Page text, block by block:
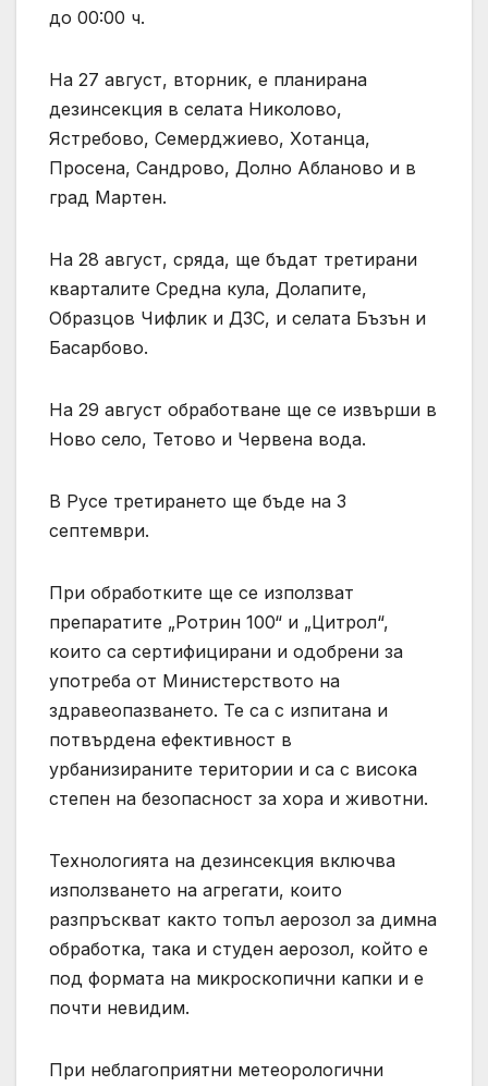
до 00:00 ч.
На 27 август, вторник, е планирана
дезинсекция в селата Николово,
Ястребово, Семерджиево, Хотанца,
Просена, Сандрово, Долно Абланово и в
град Мартен.
На 28 август, сряда, ще бъдат третирани
кварталите Средна кула, Долапите,
Образцов Чифлик и ДЗС, и селата Бъзън и
Басарбово.
На 29 август обработване ще се извърши в
Ново село, Тетово и Червена вода.
В Русе третирането ще бъде на 3
септември.
При обработките ще се използват
препаратите „Ротрин 100“ и „Цитрол“,
които са сертифицирани и одобрени за
употреба от Министерството на
здравеопазването. Те са с изпитана и
потвърдена ефективност в
урбанизираните територии и са с висока
степен на безопасност за хора и животни.
Технологията на дезинсекция включва
използването на агрегати, които
разпръскват както топъл аерозол за димна
обработка, така и студен аерозол, който е
под формата на микроскопични капки и е
почти невидим.
При неблагоприятни метеорологични